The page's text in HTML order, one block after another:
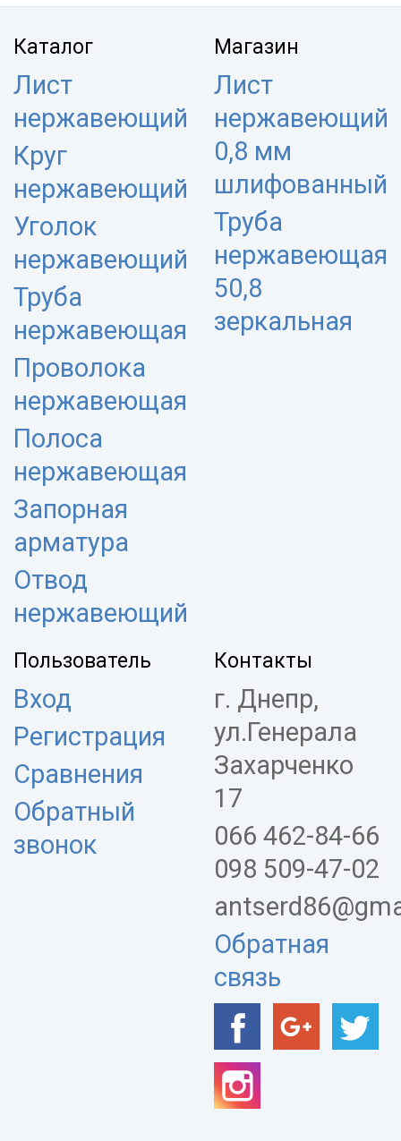
Каталог
Лист
нержавеющий
Круг
нержавеющий
Уголок
нержавеющий
Труба
нержавеющая
Проволока
нержавеющая
Полоса
нержавеющая
Запорная
арматура
Отвод
нержавеющий
Магазин
Лист
нержавеющий
0,8 мм
шлифованный
Труба
нержавеющая
50,8
зеркальная
Пользователь
Вход
Регистрация
Сравнения
Обратный
звонок
Контакты
г. Днепр,
ул.Генерала
Захарченко
17
066 462-84-66
098 509-47-02
Обратная
связь